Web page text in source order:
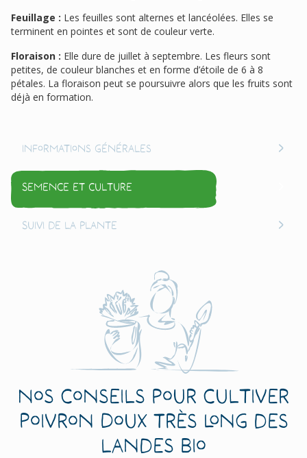
Feuillage : Les feuilles sont alternes et lancéolées. Elles se
terminent en pointes et sont de couleur verte.
Floraison : Elle dure de juillet à septembre. Les fleurs sont
petites, de couleur blanches et en forme d’étoile de 6 à 8
pétales. La floraison peut se poursuivre alors que les fruits sont
déjà en formation.
Informations générales
Semence et culture
Suivi de la plante
Nos conseils pour cultiver
Poivron Doux Très Long des
Landes Bio